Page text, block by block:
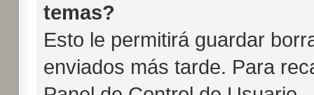
temas?
Esto le permitirá guardar
enviados más tarde. Para